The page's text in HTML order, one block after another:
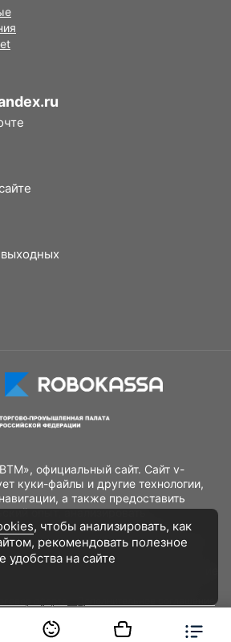
официальный сайт. Сайт v-
куки-файлы и другие технологии,
а также предоставить
опыт, анализировать
продуктов и услуг, повысить
маркетинговых активностей. Если
пользовательские данные
ограничьте их использование
, чтобы анализировать, как
рекомендовать полезное
удобства на сайте